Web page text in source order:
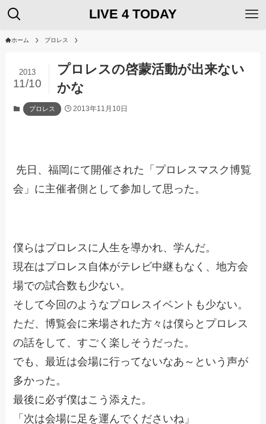
LIVE 4 TODAY
ホーム プロレス
プロレスの啓蒙活動が出来ない
かな
2013
11/10
プロレス 2013年11月10日
先日、福岡にて開催された「プロレスマスク博覧
会」に主催者側として参加して思った。
僕らはプロレスに人生を導かれ、学んだ。
現在はプロレス自体がテレビ中継もなく、地方会
場での試合数も少ない。
そして今回のようなプロレスイベントも少ない。
ただ、博覧会に来場された方々は僕らとプロレス
の話をして、すごく楽しそうだった。
でも、最近は会場に行ってないなあ～という声が
多かった。
最後に必ず僕はこう添えた。
「次は会場に足を運んでくださいね」